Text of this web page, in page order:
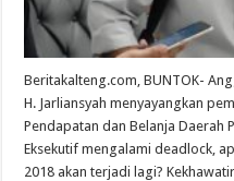
Beritakalteng.com, BUNTOK-
H. Jarliansyah menyayangkan
Pendapatan dan Belanja Daerah
Eksekutif mengalami deadlock,
2018 akan terjadi lagi?